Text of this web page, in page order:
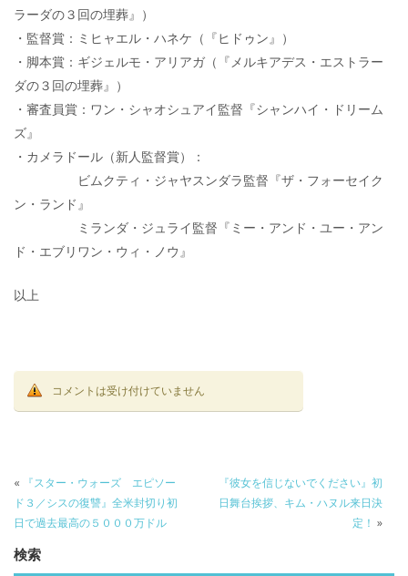
ラーダの３回の埋葬』）
・監督賞：ミヒャエル・ハネケ（『ヒドゥン』）
・脚本賞：ギジェルモ・アリアガ（『メルキアデス・エストラー
ダの３回の埋葬』）
・審査員賞：ワン・シャオシュアイ監督『シャンハイ・ドリーム
ズ』
・カメラドール（新人監督賞）：
ビムクティ・ジャヤスンダラ監督『ザ・フォーセイク
ン・ランド』
ミランダ・ジュライ監督『ミー・アンド・ユー・アン
ド・エブリワン・ウィ・ノウ』
以上
コメントは受け付けていません
«
『スター・ウォーズ エピソー
ド３／シスの復讐』全米封切り初
日で過去最高の５０００万ドル
『彼女を信じないでください』初
日舞台挨拶、キム・ハヌル来日決
定！ »
検索